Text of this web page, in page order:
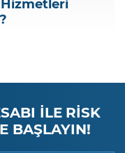
İLE RİSK
BAŞLAYIN!